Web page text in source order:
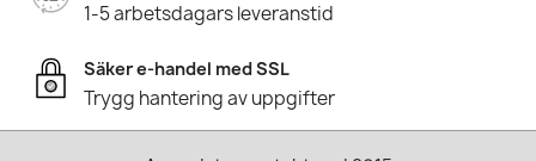
1-5 arbetsdagars leveranstid
Säker e-handel med SSL
Trygg hantering av uppgifter